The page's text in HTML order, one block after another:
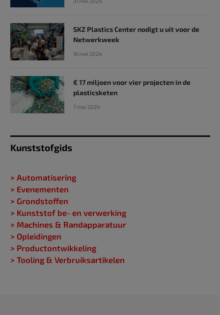
SKZ Plastics Center nodigt u uit voor de
Netwerkweek
16 mei 2024
€ 17 miljoen voor vier projecten in de
plasticsketen
7 mei 2024
Kunststofgids
> Automatisering
> Evenementen
> Grondstoffen
> Kunststof be- en verwerking
> Machines & Randapparatuur
> Opleidingen
> Productontwikkeling
> Tooling & Verbruiksartikelen